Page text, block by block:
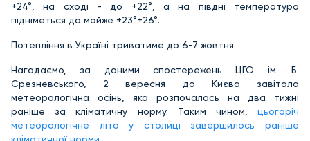
+24°, на сході - до +22°, а на півдні температура
підніметься до майже +23°+26°.
Потепління в Україні триватиме до 6-7 жовтня.
Нагадаємо, за даними спостережень ЦГО ім. Б.
Срезневського, 2 вересня до Києва завітала
метеорологічна осінь, яка розпочалась на два тижні
раніше за кліматичну норму. Таким чином, цьогоріч
метеорологічне літо у столиці завершилось раніше